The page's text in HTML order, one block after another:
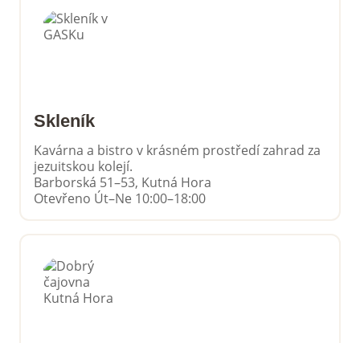
Skleník
Kavárna a bistro v krásném prostředí zahrad za
jezuitskou kolejí.
Barborská 51–53, Kutná Hora
Otevřeno Út–Ne 10:00–18:00